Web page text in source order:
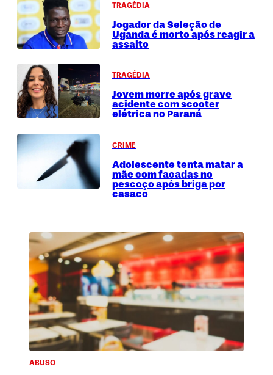
TRAGÉDIA
Jogador da Seleção de
Uganda é morto após reagir a
assalto
TRAGÉDIA
Jovem morre após grave
acidente com scooter
elétrica no Paraná
CRIME
Adolescente tenta matar a
mãe com facadas no
pescoço após briga por
casaco
ABUSO